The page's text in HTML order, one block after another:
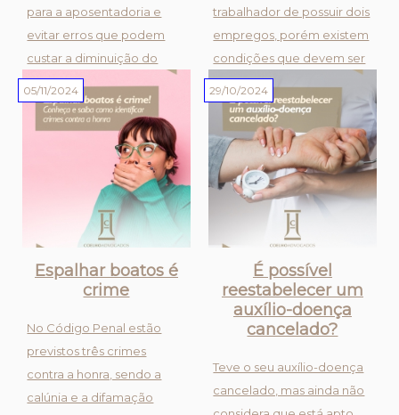
para a aposentadoria e
evitar erros que podem
custar a diminuição do
benefício e causar outros
problemas nessa etapa tão
importante da sua vida.
Confira os principais:
Documentação
incompleta: é
indispensável certif...
trabalhador de possuir dois
empregos, porém existem
condições que devem ser
observadas:- Certifique-se
de que o seu contrato de
trabalho atual não tem
cláusula de exclusividade.-
Os horários de ambos os
empregos nã...
05/11/2024
Espalhar boatos é
crime
No Código Penal estão
previstos três crimes
contra a honra, sendo a
calúnia e a difamação
29/10/2024
É possível
reestabelecer um
auxílio-doença
cancelado?
Teve o seu auxílio-doença
cancelado, mas ainda não